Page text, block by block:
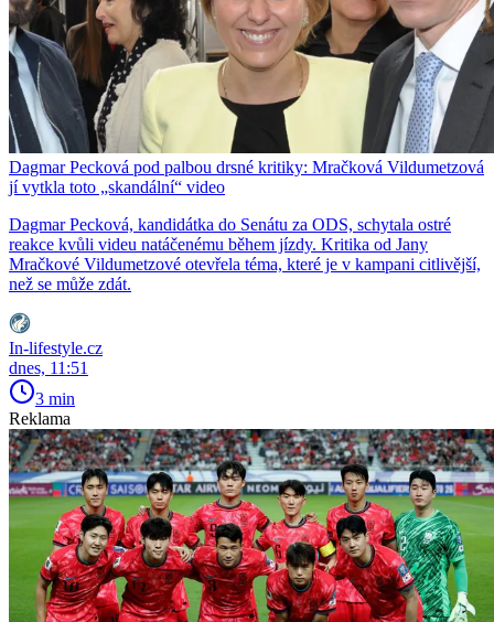
Dagmar Pecková pod palbou drsné kritiky: Mračková Vildumetzová
jí vytkla toto „skandální“ video
Dagmar Pecková, kandidátka do Senátu za ODS, schytala ostré
reakce kvůli videu natáčenému během jízdy. Kritika od Jany
Mračkové Vildumetzové otevřela téma, které je v kampani citlivější,
než se může zdát.
In-lifestyle.cz
dnes, 11:51
3 min
Reklama